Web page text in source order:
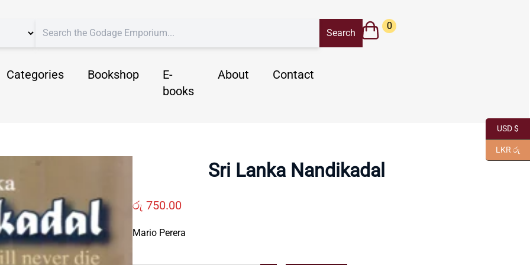
Categories Bookshop
E-
books
About Contact
0
Sri Lanka Nandikadal
රු 750.00
Mario Perera
USD $
LKR රු